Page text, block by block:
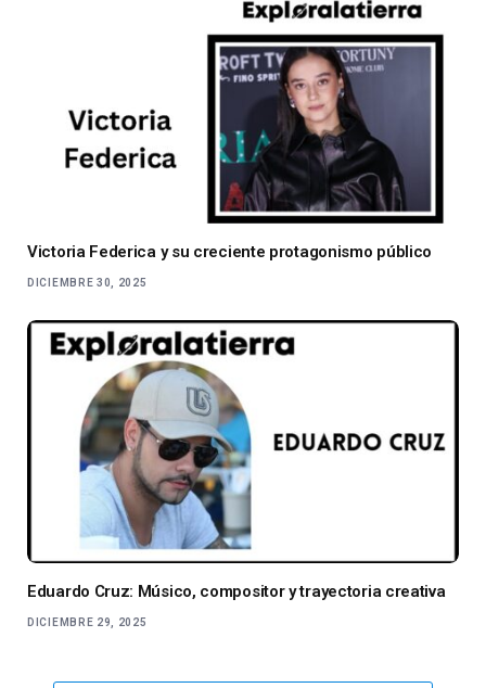
Victoria Federica y su creciente protagonismo público
DICIEMBRE 30, 2025
Eduardo Cruz: Músico, compositor y trayectoria creativa
DICIEMBRE 29, 2025